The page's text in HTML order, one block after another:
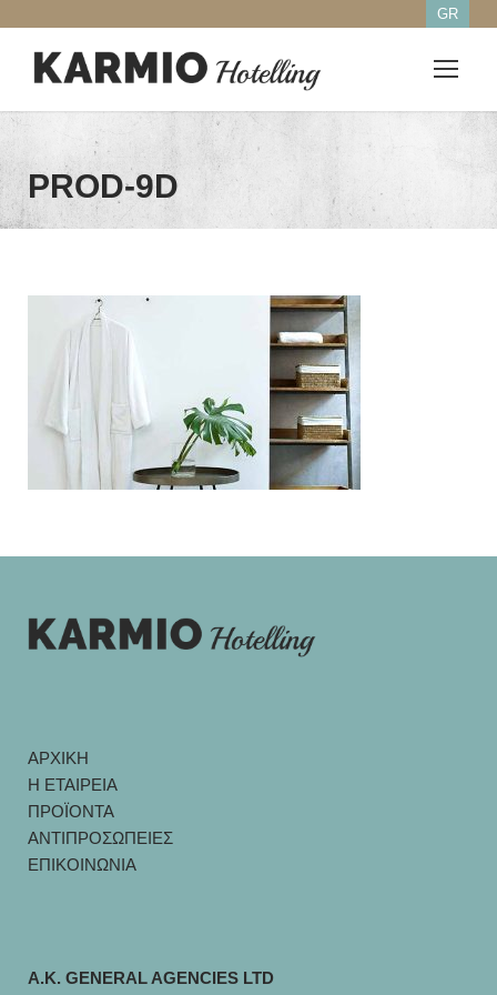
GR
PROD-9D
ΑΡΧΙΚΗ
Η ΕΤΑΙΡΕΙΑ
ΠΡΟΪΟΝΤΑ
ΑΝΤΙΠΡΟΣΩΠΕΙΕΣ
ΕΠΙΚΟΙΝΩΝΙΑ
A.K. GENERAL AGENCIES LTD